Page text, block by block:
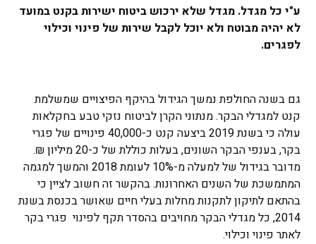
ע"י כל מגדל. מגדל שלא ירכוש ביטוח ישירות בקנט במועד
לא יהיה מבוטח ולא יוכל לקבל שירות של פינוי וכילוי
לפגרים.
גם בשנה החולפת נמשך הגידול בהיקף הפיצויים שמשלמת
קנט למגדלי הבקר. מנתוני הקרן לביטוח נזקי טבע בחקלאות
עולה כי בשנת 2019 ביצעה קנט כ-40,000 פינויים של פגרי
בקר, בענפי הבקר השונים, בעלות כוללת של כ-20 מיליון ₪.
מדובר בגידול של למעלה מ-10% לעומת 2018 והמשך למגמה
המתמשכת של השנים האחרונות. בהקשר זה חשוב לציין כי
בהתאם לתיקון לתקנות מחלות בעלי חיים שאושר בכנסת בשנת
2014, כל מגדלי הבקר מחויבים בהסדר תקף לפינוי פגרי בקר
לאתר פינוי וכילוי.